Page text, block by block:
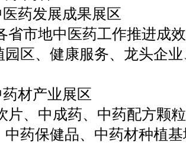
药发展成果展区
省市地中医药工作推进成
园区、健康服务、龙头企
材产业展区
片、中成药、中药配方颗
中药保健品、中药材种植